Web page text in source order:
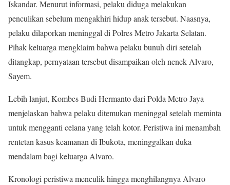
Iskandar. Menurut informasi, pelaku diduga melakukan
penculikan sebelum mengakhiri hidup anak tersebut. Naasnya,
pelaku dilaporkan meninggal di Polres Metro Jakarta Selatan.
Pihak keluarga mengklaim bahwa pelaku bunuh diri setelah
ditangkap, pernyataan tersebut disampaikan oleh nenek Alvaro,
Sayem.
Lebih lanjut, Kombes Budi Hermanto dari Polda Metro Jaya
menjelaskan bahwa pelaku ditemukan meninggal setelah meminta
untuk mengganti celana yang telah kotor. Peristiwa ini menambah
rentetan kasus keamanan di Ibukota, meninggalkan duka
mendalam bagi keluarga Alvaro.
Kronologi peristiwa menculik hingga menghilangnya Alvaro